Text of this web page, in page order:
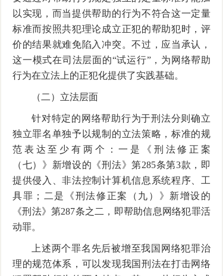
以实现，而当提供帮助的行为不符合这一定量
标准而按照共犯理论成立正犯的帮助犯时，评
价的结果就难免陷入冲突。不过，应当承认，
这一模式在司法层面的“试运行”，为网络帮助
行为在立法上的正犯化提供了实践基础。
（二）立法层面
针对特定的网络帮助行为于刑法分则确立
独立罪名单独予以规制的立法策略，标准的规
范表达至少有两个：一是《刑法修正案
（七）》新增设的《刑法》第285条第3款，即
提供侵入、非法控制计算机信息系统程序、工
具罪；二是《刑法修正案（九）》新增设的
《刑法》第287条之二，即帮助信息网络犯罪活
动罪。
上述两个罪名先后被增至我国网络犯罪治
理的规范体系，可以发现我国刑法在打击网络